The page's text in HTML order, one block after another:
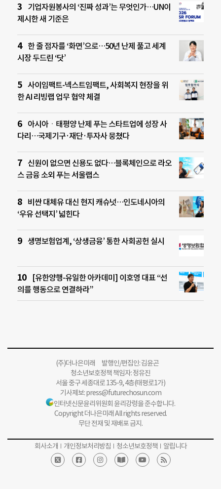
기업자원봉사의 ‘진짜 성과’는 무엇인가…UN이
제시한 새 기준은
한 줄 점자를 ‘화면’으로…50년 난제 풀고 세계
시장 두드린 ‘닷’
사이임팩트-넥스트임팩트, 사회복지 현장을 위
한 AI 리빙랩 업무 협약 체결
아시아ㆍ태평양 난제 푸는 스타트업에 성장 사
다리…국제기구·재단·투자사 뭉쳤다
신원이 없으면 신용도 없다…블록체인으로 라오
스 금융 소외 푸는 서울랩스
비싼 대체유 대신 현지 캐슈넛…인도네시아의
‘우유 선택지’ 넓힌다
생명보험업계, ‘상생금융’ 통한 사회공헌 실시
[유한양행-유일한 아카데미] 이호영 대표 “선
의를 행동으로 연결하라”
(주)더나은미래 발행인/편집인: 김윤곤
청소년보호정책 책임자: 정유진
서울 중구 세종대로 135-9, 4층(태평로1가)
기사제보:press@futurechosun.com
인터넷신문윤리위원회 윤리강령을 준수합니다.
Copyright 더나은미래 All rights reserved.
무단 전재 및 재배포 금지.
회사소개 개인정보처리방침 청소년보호정책 알립니다